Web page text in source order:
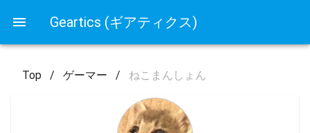
Geartics (ギアティクス)
Top / ゲーマー / ねこまんしょん